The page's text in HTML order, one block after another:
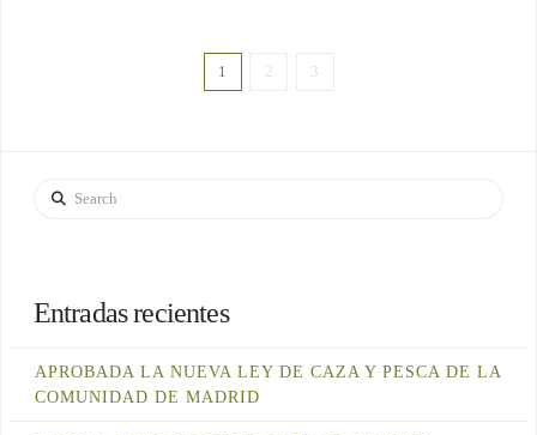
1 2 3
Search
Entradas recientes
APROBADA LA NUEVA LEY DE CAZA Y PESCA DE LA
COMUNIDAD DE MADRID